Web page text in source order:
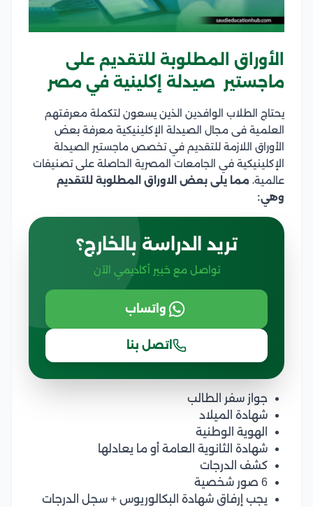
الأوراق المطلوبة للتقديم على
ماجستير صيدلة إكلينية في مصر
يحتاج الطلاب الوافدين الذين يسعون لتكملة معرفتهم
العلمية فى مجال الصيدلة الإكلينيكية معرفة بعض
الأوراق اللازمة للتقديم في تخصص ماجستير الصيدلة
الإكلينيكية في الجامعات المصرية الحاصلة على تصنيفات
عالمية، مما يلى بعض الاوراق المطلوبة للتقديم
وهي:
تريد الدراسة بالخارج؟
تواصل مع خبير أكاديمي الآن
واتساب
اتصل بنا
جواز سفر الطالب
شهادة الميلاد
الهوية الوطنية
شهادة الثانوية العامة أو ما يعادلها
كشف الدرجات
6 صور شخصية
يجب إرفاق شهادة البكالوريوس + سجل الدرجات